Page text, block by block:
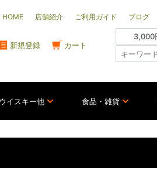
HOME 店舗紹介 ご利用ガイド ブログ
新規登録 カート
イスキー他 食品・雑貨